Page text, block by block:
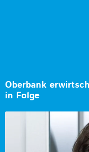
Oberbank
in Folge